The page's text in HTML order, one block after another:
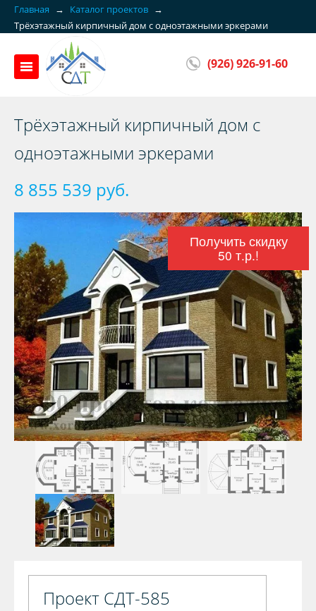
Главная → Каталог проектов →
Трёхэтажный кирпичный дом с одноэтажными эркерами
(926) 926-91-60
Трёхэтажный кирпичный дом с
одноэтажными эркерами
8 855 539 руб.
Получить скидку
50 т.р.!
Проект СДТ-585